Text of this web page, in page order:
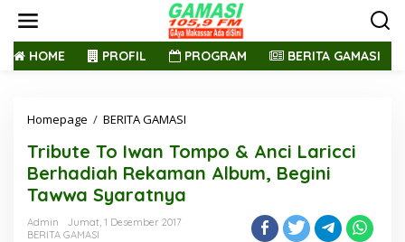
HOME PROFIL PROGRAM BERITA GAMASI
Homepage / BERITA GAMASI
i
b
u
Tribute To Iwan Tompo & Anci Laricci
Berhadiah Rekaman Album, Begini
Tawwa Syaratnya
Admin
Jumat, 1 Desember 2017
BERITA GAMASI